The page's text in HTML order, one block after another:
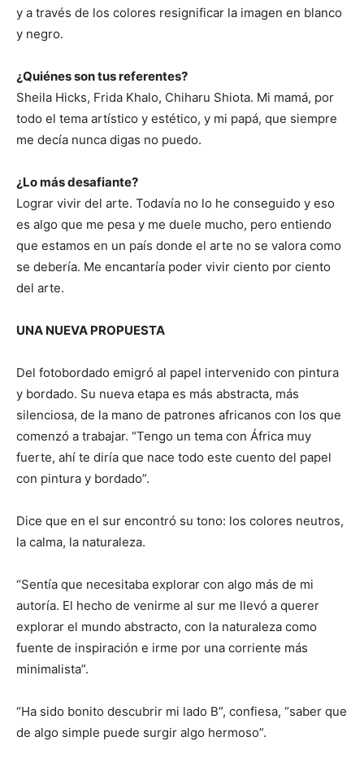
y a través de los colores resignificar la imagen en blanco
y negro.
¿Quiénes son tus referentes?
Sheila Hicks, Frida Khalo, Chiharu Shiota. Mi mamá, por
todo el tema artístico y estético, y mi papá, que siempre
me decía nunca digas no puedo.
¿Lo más desafiante?
Lograr vivir del arte. Todavía no lo he conseguido y eso
es algo que me pesa y me duele mucho, pero entiendo
que estamos en un país donde el arte no se valora como
se debería. Me encantaría poder vivir ciento por ciento
del arte.
UNA NUEVA PROPUESTA
Del fotobordado emigró al papel intervenido con pintura
y bordado. Su nueva etapa es más abstracta, más
silenciosa, de la mano de patrones africanos con los que
comenzó a trabajar. “Tengo un tema con África muy
fuerte, ahí te diría que nace todo este cuento del papel
con pintura y bordado”.
Dice que en el sur encontró su tono: los colores neutros,
la calma, la naturaleza.
“Sentía que necesitaba explorar con algo más de mi
autoría. El hecho de venirme al sur me llevó a querer
explorar el mundo abstracto, con la naturaleza como
fuente de inspiración e irme por una corriente más
minimalista”.
“Ha sido bonito descubrir mi lado B”, confiesa, “saber que
de algo simple puede surgir algo hermoso”.